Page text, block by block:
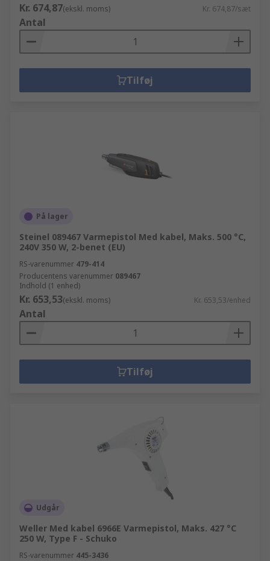
Kr. 674,87(ekskl. moms) Kr. 674,87/sæt
Antal
Tilføj
På lager
Steinel 089467 Varmepistol Med kabel, Maks. 500 °C,
240V 350 W, 2-benet (EU)
RS-varenummer 479-414
Producentens varenummer 089467
Indhold (1 enhed)
Kr. 653,53(ekskl. moms) Kr. 653,53/enhed
Antal
Tilføj
Udgår
Weller Med kabel 6966E Varmepistol, Maks. 427 °C
250 W, Type F - Schuko
RS-varenummer 445-3436